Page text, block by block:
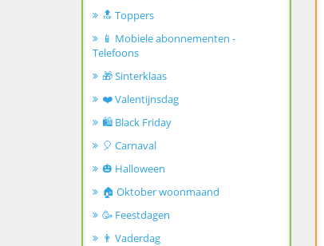
🔝 Toppers
📱 Mobiele abonnementen -
Telefoons
🎁 Sinterklaas
❤️ Valentijnsdag
🛍️ Black Friday
🎈 Carnaval
🎃 Halloween
🏠 Oktober woonmaand
🥳 Feestdagen
👨 Vaderdag